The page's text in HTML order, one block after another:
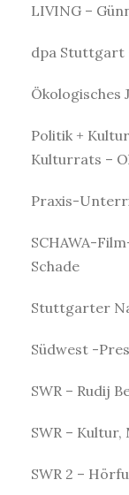
LIVING –
dpa
Ökologisches
Politik +
Kulturrats –
Praxis-
SCHAWA-
Schade
Stuttgarter
Südwest -
SWR – Rudij
SWR –
SWR 2 –